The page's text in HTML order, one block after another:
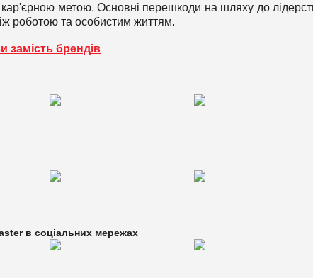
метою. Основні перешкоди на шляху до
роботою та особистим життям.
замість брендів
в соціальних мережах